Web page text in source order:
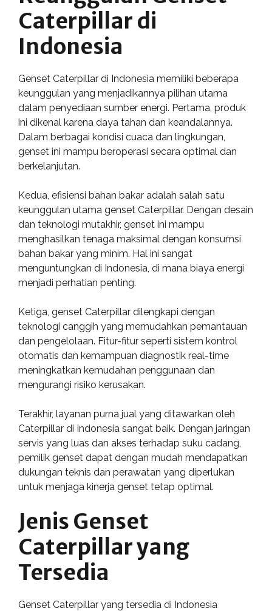
Caterpillar di
Indonesia
Genset Caterpillar di Indonesia memiliki beberapa
keunggulan yang menjadikannya pilihan utama
dalam penyediaan sumber energi. Pertama, produk
ini dikenal karena daya tahan dan keandalannya.
Dalam berbagai kondisi cuaca dan lingkungan,
genset ini mampu beroperasi secara optimal dan
berkelanjutan.
Kedua, efisiensi bahan bakar adalah salah satu
keunggulan utama genset Caterpillar. Dengan desain
dan teknologi mutakhir, genset ini mampu
menghasilkan tenaga maksimal dengan konsumsi
bahan bakar yang minim. Hal ini sangat
menguntungkan di Indonesia, di mana biaya energi
menjadi perhatian penting.
Ketiga, genset Caterpillar dilengkapi dengan
teknologi canggih yang memudahkan pemantauan
dan pengelolaan. Fitur-fitur seperti sistem kontrol
otomatis dan kemampuan diagnostik real-time
meningkatkan kemudahan penggunaan dan
mengurangi risiko kerusakan.
Terakhir, layanan purna jual yang ditawarkan oleh
Caterpillar di Indonesia sangat baik. Dengan jaringan
servis yang luas dan akses terhadap suku cadang,
pemilik genset dapat dengan mudah mendapatkan
dukungan teknis dan perawatan yang diperlukan
untuk menjaga kinerja genset tetap optimal.
Jenis Genset
Caterpillar yang
Tersedia
Genset Caterpillar yang tersedia di Indonesia